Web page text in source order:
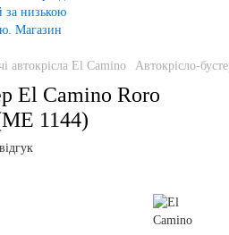
автокрісла El Camino Автокрісло-
El Camino Roro
1144)